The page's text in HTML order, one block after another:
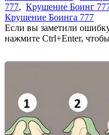
777, Крушение Боинг
Крушение Боинга 777
Если вы заметили
нажмите Ctrl+Enter,